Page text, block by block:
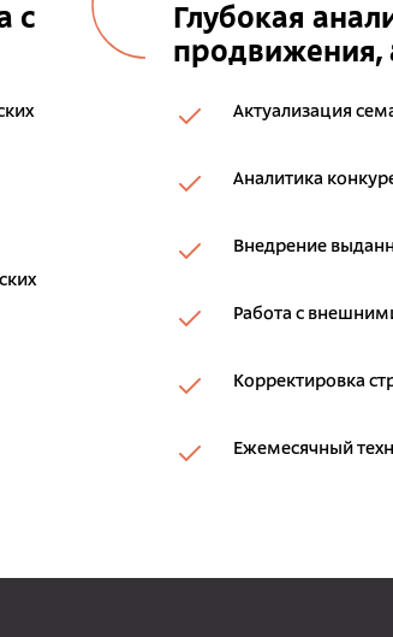
с
Глубокая
продвижения,
Актуализация
Аналитика
Внедрение
Работа с
Корректировка
Ежемесячный